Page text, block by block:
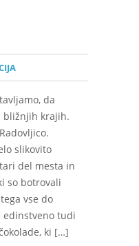
da
bližnjih krajih.
slikovito
del mesta in
so botrovali
vse do
edinstveno tudi
ki […]